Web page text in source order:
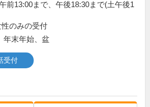
前13:00まで、午後18:30まで(土午後1
のみの受付
年末年始、盆
受付